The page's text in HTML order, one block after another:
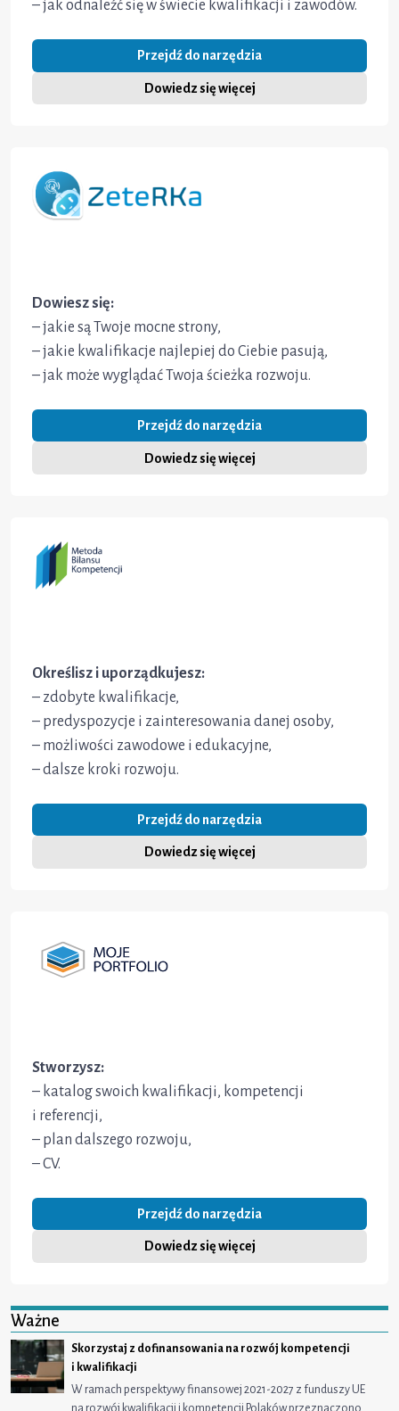
– jak odnaleźć się w świecie kwalifikacji i zawodów.
Przejdź do narzędzia
Dowiedz się więcej
Dowiesz się:
– jakie są Twoje mocne strony,
– jakie kwalifikacje najlepiej do Ciebie pasują,
– jak może wyglądać Twoja ścieżka rozwoju.
Przejdź do narzędzia
Dowiedz się więcej
Określisz i uporządkujesz:
– zdobyte kwalifikacje,
– predyspozycje i zainteresowania danej osoby,
– możliwości zawodowe i edukacyjne,
– dalsze kroki rozwoju.
Przejdź do narzędzia
Dowiedz się więcej
Stworzysz:
– katalog swoich kwalifikacji, kompetencji
i referencji,
– plan dalszego rozwoju,
– CV.
Przejdź do narzędzia
Dowiedz się więcej
Ważne
Skorzystaj z dofinansowania na rozwój kompetencji
i kwalifikacji
W ramach perspektywy finansowej 2021-2027 z funduszy UE
na rozwój kwalifikacji i kompetencji Polaków przeznaczono